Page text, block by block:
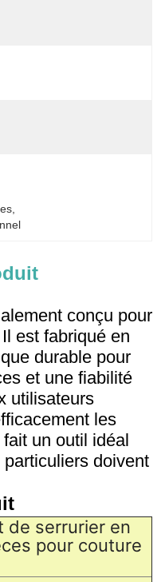
conçu pour
est fabriqué en
durable pour
et une fiabilité
utilisateurs
les
un outil idéal
doivent
de serrurier en
pour couture